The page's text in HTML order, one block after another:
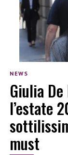
NEWS
Giulia
l’estate
must